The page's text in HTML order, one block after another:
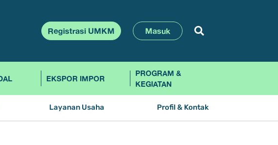
Registrasi UMKM Masuk
EKSPOR IMPOR
PROGRAM &
KEGIATAN
Layanan Usaha Profil & Kontak